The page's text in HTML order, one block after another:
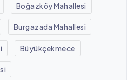
Boğazköy Mahallesi
Burgazada Mahallesi
Büyükçekmece